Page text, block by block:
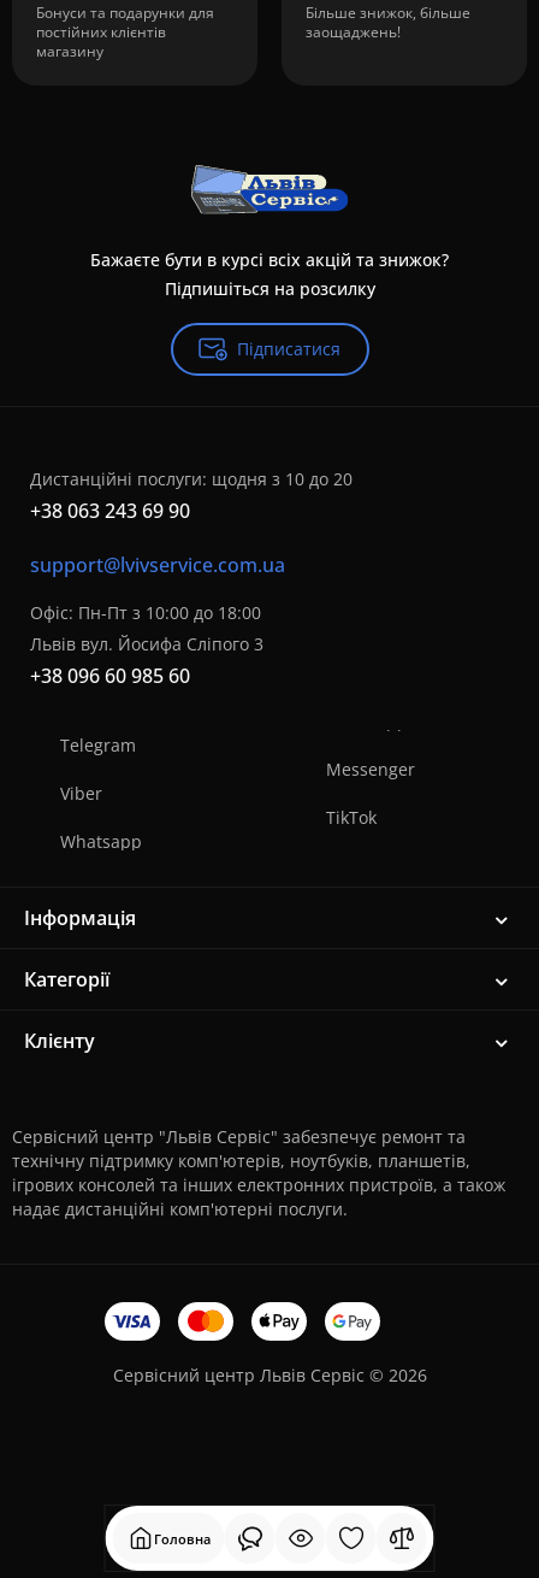
Головна
Бонуси та подарунки для
постійних клієнтів
магазину
Більше знижок, більше
заощаджень!
Бажаєте бути в курсі всіх акцій та знижок?
Підпишіться на розсилку
Підписатися
Дистанційні послуги: щодня з 10 до 20
+38 063 243 69 90
support@lvivservice.com.ua
Офіс: Пн-Пт з 10:00 до 18:00
Львів вул. Йосифа Сліпого 3
+38 096 60 985 60
Telegram
Viber
Whatsapp
Messenger
TikTok
Інформація
Категорії
Клієнту
Сервісний центр "Львів Сервіс" забезпечує ремонт та
технічну підтримку комп'ютерів, ноутбуків, планшетів,
ігрових консолей та інших електронних пристроїв, а також
надає дистанційні комп'ютерні послуги.
Сервісний центр Львів Сервіс © 2026